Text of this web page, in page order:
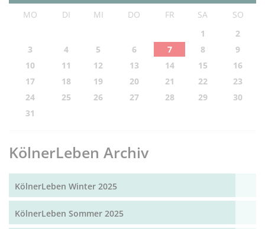
MO DI MI DO FR SA
SO
1
2
3
4 5 6 7 8
9
10
11 12 13 14 15
16
17
18 19 20 21 22
23
24
25 26 27 28 29
30
31
KölnerLeben Archiv
KölnerLeben Winter 2025
KölnerLeben Sommer 2025